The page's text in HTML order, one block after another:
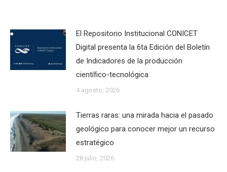
El Repositorio Institucional CONICET
Digital presenta la 6ta Edición del Boletín
de Indicadores de la producción
científico-tecnológica
4 agosto, 2026
Tierras raras: una mirada hacia el pasado
geológico para conocer mejor un recurso
estratégico
28 julio, 2026